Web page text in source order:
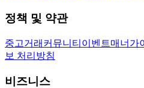
정책 및 약관
중고거래 커뮤니티 이벤트매너가
보 처리방침
비즈니스